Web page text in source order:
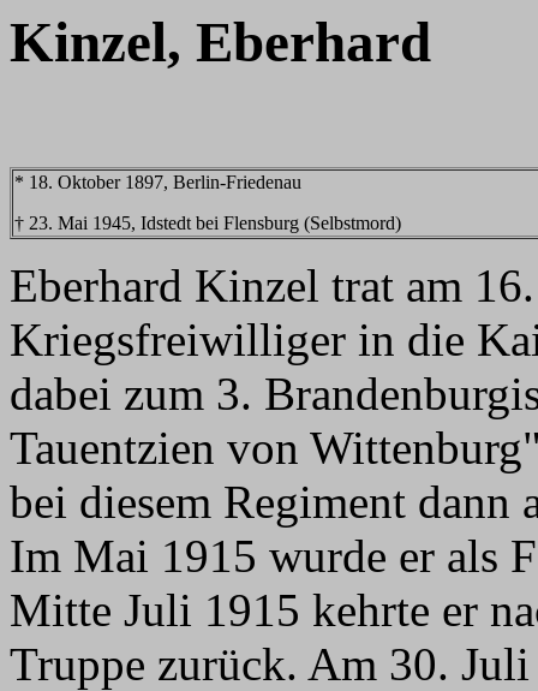
Kinzel, Eberhard
* 18. Oktober 1897, Berlin-Friedenau
† 23. Mai 1945, Idstedt bei Flensburg (Selbstmord)
Eberhard Kinzel trat am
Kriegsfreiwilliger in die
dabei zum 3.
Tauentzien von
bei diesem Regiment
Im Mai 1915 wurde er als
Mitte Juli 1915 kehrte er
Truppe zurück. Am 30.